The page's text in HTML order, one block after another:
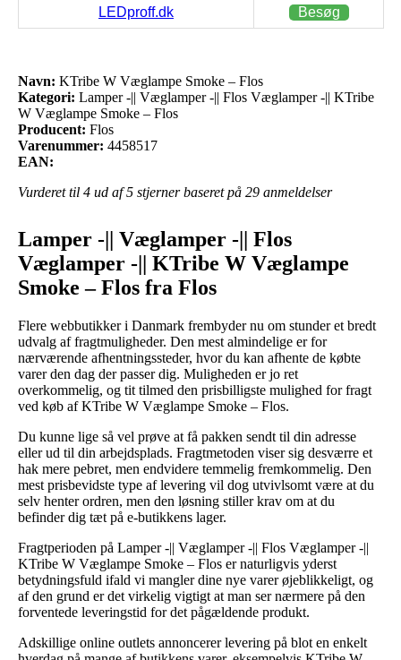
LEDproff.dk Besøg
Navn: KTribe W Væglampe Smoke – Flos
Kategori: Lamper -|| Væglamper -|| Flos Væglamper -|| KTribe
W Væglampe Smoke – Flos
Producent: Flos
Varenummer: 4458517
EAN:
Vurderet til 4 ud af 5 stjerner baseret på 29 anmeldelser
Lamper -|| Væglamper -|| Flos
Væglamper -|| KTribe W Væglampe
Smoke – Flos fra Flos
Flere webbutikker i Danmark frembyder nu om stunder et bredt
udvalg af fragtmuligheder. Den mest almindelige er for
nærværende afhentningssteder, hvor du kan afhente de købte
varer den dag der passer dig. Muligheden er jo ret
overkommelig, og tit tilmed den prisbilligste mulighed for fragt
ved køb af KTribe W Væglampe Smoke – Flos.
Du kunne lige så vel prøve at få pakken sendt til din adresse
eller ud til din arbejdsplads. Fragtmetoden viser sig desværre et
hak mere pebret, men endvidere temmelig fremkommelig. Den
mest prisbevidste type af levering vil dog utvivlsomt være at du
selv henter ordren, men den løsning stiller krav om at du
befinder dig tæt på e-butikkens lager.
Fragtperioden på Lamper -|| Væglamper -|| Flos Væglamper -||
KTribe W Væglampe Smoke – Flos er naturligvis yderst
betydningsfuld ifald vi mangler dine nye varer øjeblikkeligt, og
af den grund er det virkelig vigtigt at man ser nærmere på den
forventede leveringstid for det pågældende produkt.
Adskillige online outlets annoncerer levering på blot en enkelt